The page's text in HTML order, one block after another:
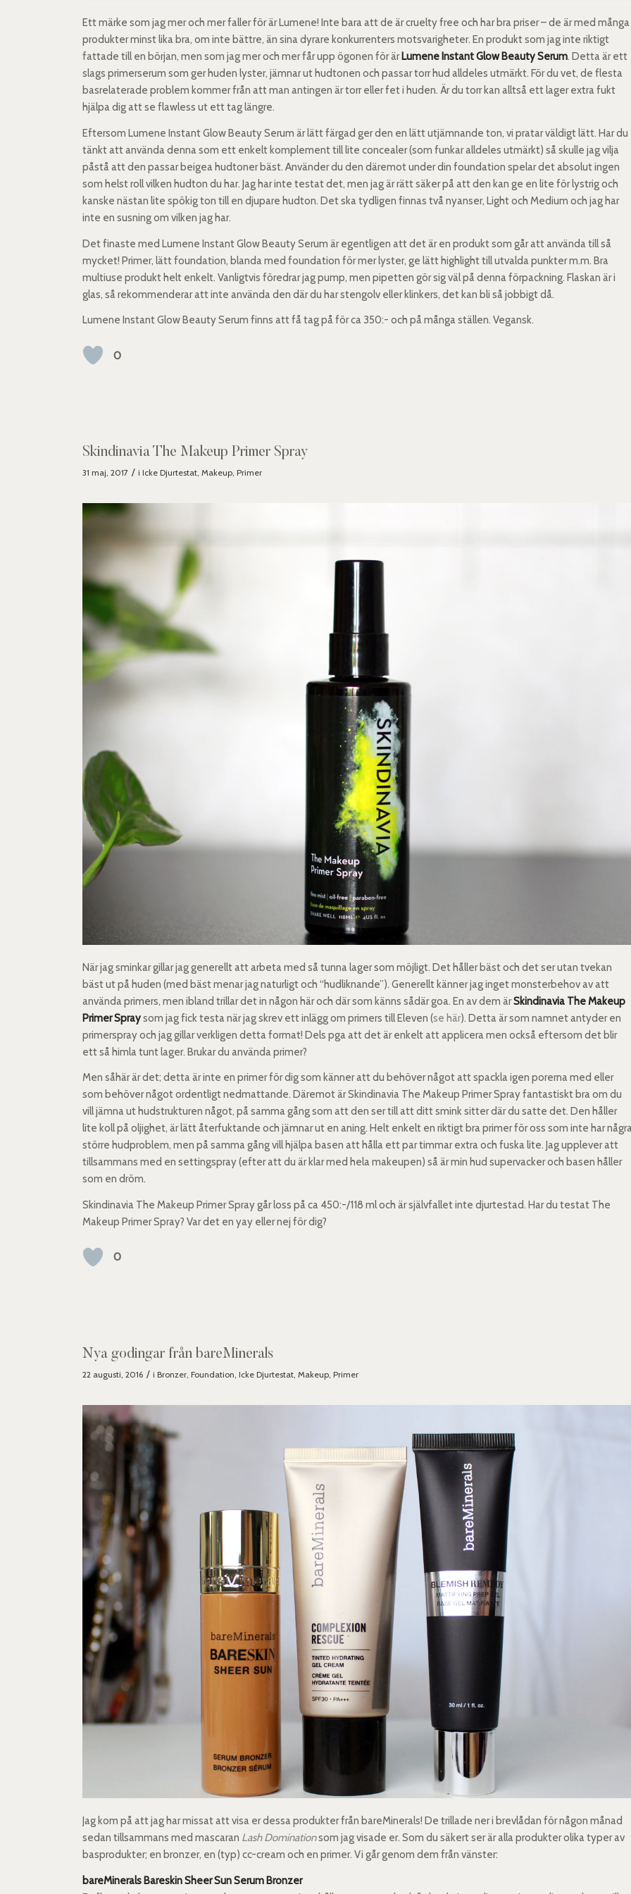
Ett märke som jag mer och mer faller för är Lumene! Inte bara att de är cruelty free och har bra priser – de är med många
produkter minst lika bra, om inte bättre, än sina dyrare konkurrenters motsvarigheter. En produkt som jag inte riktigt
fattade till en början, men som jag mer och mer får upp ögonen för ärLumene Instant Glow Beauty Serum. Detta är ett
slags primerserum som ger huden lyster, jämnar ut hudtonen och passar torr hud alldeles utmärkt. För du vet, de flesta
basrelaterade problem kommer från att man antingen är torr eller fet i huden. Är du torr kan alltså ett lager extra fukt
hjälpa dig att se flawless ut ett tag längre.
Eftersom Lumene Instant Glow Beauty Serum är lätt färgad ger den en lätt utjämnande ton, vi pratar väldigt lätt. Har du
tänkt att använda denna som ett enkelt komplement till lite concealer (som funkar alldeles utmärkt) så skulle jag vilja
påstå att den passar beigea hudtoner bäst. Använder du den däremot under din foundation spelar det absolut ingen
som helst roll vilken hudton du har. Jag har inte testat det, men jag är rätt säker på att den kan ge en lite för lystrig och
kanske nästan lite spökig ton till en djupare hudton. Det ska tydligen finnas två nyanser, Light och Medium och jag har
inte en susning om vilken jag har.
Det finaste med Lumene Instant Glow Beauty Serum är egentligen att det är en produkt som går att använda till så
mycket! Primer, lätt foundation, blanda med foundation för mer lyster, ge lätt highlight till utvalda punkter m.m. Bra
multiuse produkt helt enkelt. Vanligtvis föredrar jag pump, men pipetten gör sig väl på denna förpackning. Flaskan är i
glas, så rekommenderar att inte använda den där du har stengolv eller klinkers, det kan bli så jobbigt då.
Lumene Instant Glow Beauty Serum finns att få tag på för ca 350:- och på många ställen. Vegansk.
0
Skindinavia The Makeup Primer Spray
31 maj, 2017 / iIcke Djurtestat,Makeup,Primer
När jag sminkar gillar jag generellt att arbeta med så tunna lager som möjligt. Det håller bäst och det ser utan tvekan
bäst ut på huden (med bäst menar jag naturligt och “hudliknande”). Generellt känner jag inget monsterbehov av att
använda primers, men ibland trillar det in någon här och där som känns sådär goa. En av dem ärSkindinavia The Makeup
Primer Spraysom jag fick testa när jag skrev ett inlägg om primers till Eleven (se här). Detta är som namnet antyder en
primerspray och jag gillar verkligen detta format! Dels pga att det är enkelt att applicera men också eftersom det blir
ett så himla tunt lager. Brukar du använda primer?
Men såhär är det; detta är inte en primer för dig som känner att du behöver något att spackla igen porerna med eller
som behöver något ordentligt nedmattande. Däremot är Skindinavia The Makeup Primer Spray fantastiskt bra om du
vill jämna ut hudstrukturen något, på samma gång som att den ser till att ditt smink sitter där du satte det. Den håller
lite koll på oljighet, är lätt återfuktande och jämnar ut en aning. Helt enkelt en riktigt bra primer för oss som inte har
större hudproblem, men på samma gång vill hjälpa basen att hålla ett par timmar extra och fuska lite. Jag upplever att
tillsammans med en settingspray (efter att du är klar med hela makeupen) så är min hud supervacker och basen håller
som en dröm.
Skindinavia The Makeup Primer Spray går loss på ca 450:-/118 ml och är självfallet inte djurtestad. Har du testat The
Makeup Primer Spray? Var det en yay eller nej för dig?
0
Nya godingar från bareMinerals
22 augusti, 2016 / iBronzer ,Foundation ,Icke Djurtestat ,Makeup ,Primer
Jag kom på att jag har missat att visa er dessa produkter från bareMinerals! De trillade ner i brevlådan för någon månad
sedan tillsammans med mascaran Lash Dominationsom jag visade er. Som du säkert ser är alla produkter olika typer av
basprodukter; en bronzer, en (typ) cc-cream och en primer. Vi går genom dem från vänster:
bareMinerals Bareskin Sheer Sun Serum Bronzer